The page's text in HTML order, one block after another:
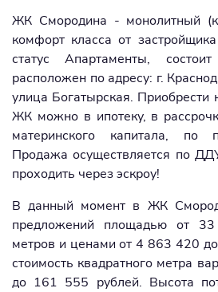
ЖК Смородина - монолитный
комфорт класса от
статус Апартаменты,
расположен по адресу: г.
улица Богатырская. Приобрести
ЖК можно в ипотеку, в
материнского капитала, по
Продажа осуществляется по
проходить через эскроу!
В данный момент в ЖК
предложений площадью от
метров и ценами от 4 863 420
стоимость квадратного метра
до 161 555 рублей. Высота